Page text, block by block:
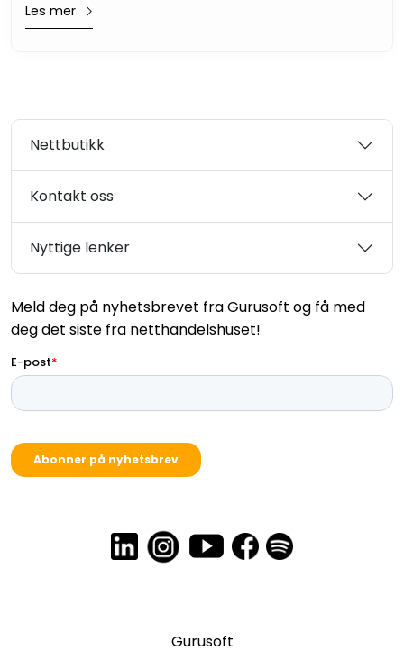
forretningsprosesser.
Les mer
Nettbutikk
Kontakt oss
Nyttige lenker
Gurusoft